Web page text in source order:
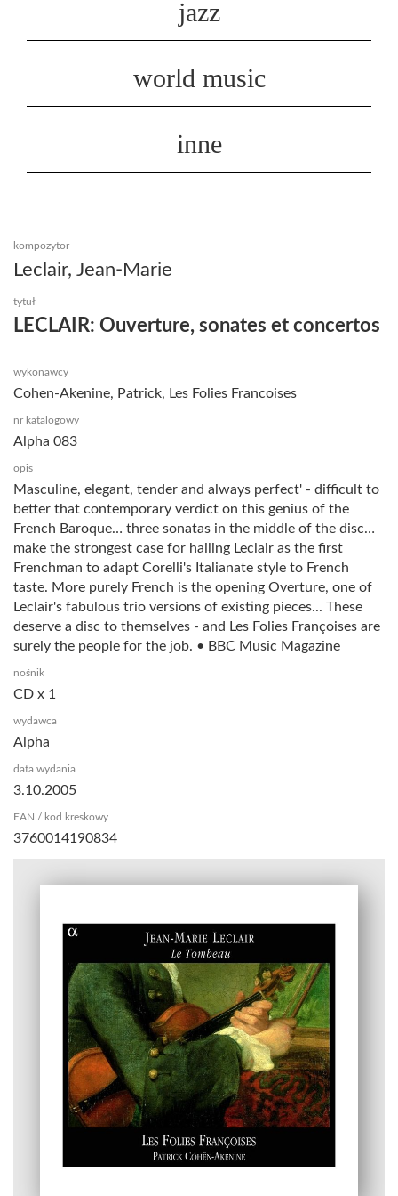
jazz
world music
inne
kompozytor
Leclair, Jean-Marie
tytuł
LECLAIR: Ouverture, sonates et concertos
wykonawcy
Cohen-Akenine, Patrick, Les Folies Francoises
nr katalogowy
Alpha 083
opis
Masculine, elegant, tender and always perfect' - difficult to
better that contemporary verdict on this genius of the
French Baroque… three sonatas in the middle of the disc…
make the strongest case for hailing Leclair as the first
Frenchman to adapt Corelli's Italianate style to French
taste. More purely French is the opening Overture, one of
Leclair's fabulous trio versions of existing pieces... These
deserve a disc to themselves - and Les Folies Françoises are
surely the people for the job. • BBC Music Magazine
nośnik
CD x 1
wydawca
Alpha
data wydania
3.10.2005
EAN / kod kreskowy
3760014190834